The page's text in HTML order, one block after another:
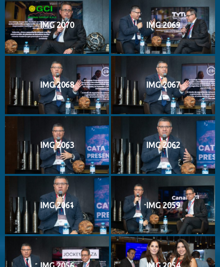
IMG 2070 IMG 2069
IMG 2068 IMG 2067
IMG 2063 IMG 2062
IMG 2061 IMG 2059